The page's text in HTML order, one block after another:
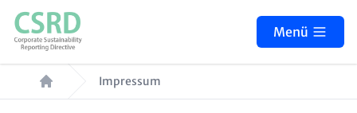
Direkt
zum
Inhalt
Menü
PfadnavigationImpressum